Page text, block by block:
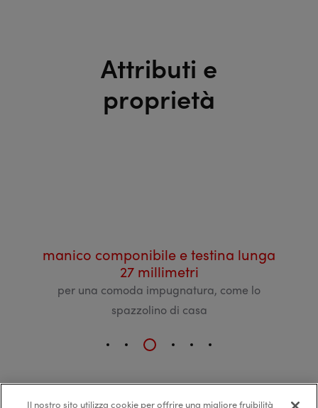
Attributi e
proprietà
manico componibile e testina lunga
27 millimetri
per una comoda impugnatura, come lo
spazzolino di casa
Il nostro sito utilizza cookie per offrire una migliore fruibilità